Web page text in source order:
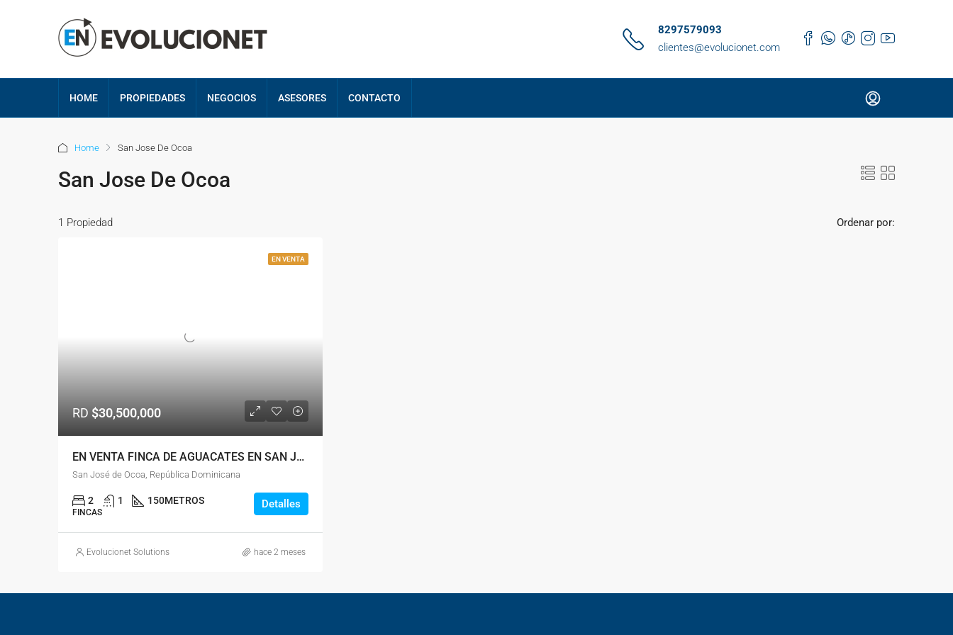
8297579093
clientes@evolucionet.com
HOME PROPIEDADES NEGOCIOS ASESORES CONTACTO
Home San Jose De Ocoa
San Jose De Ocoa
1 Propiedad Ordenar por:
EN VENTA
RD $30,500,000
EN VENTA FINCA DE AGUACATES EN SAN JOSÉ DE OCOA
San José de Ocoa, República Dominicana
2 1 150METROS
FINCAS
Detalles
Evolucionet Solutions hace 2 meses